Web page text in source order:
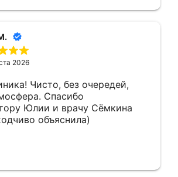
2026
Чисто, без очередей,
Спасибо
Юлии и врачу Сёмкина
объяснила)